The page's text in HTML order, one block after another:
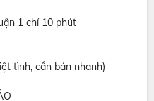
1 chỉ 10 phút
tình, cần bán nhanh)